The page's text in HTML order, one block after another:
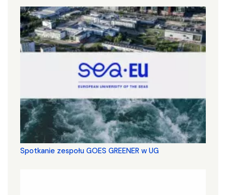
Spotkanie zespołu GOES GREENER w UG